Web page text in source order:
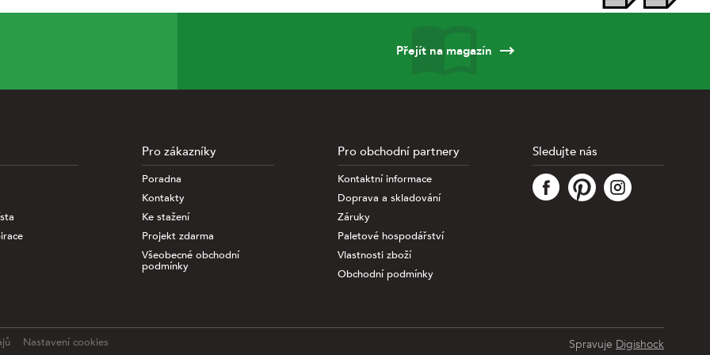
informací
médií a
níže.
Přejít na magazín
Pro zákazníky
Poradna
Kontakty
Ke stažení
Projekt zdarma
Všeobecné obchodní
podmínky
Pro obchodní partnery
Kontaktní informace
Doprava a skladování
Záruky
Paletové hospodářství
Vlastnosti zboží
Obchodní podmínky
Sledujte nás
Nastavení cookies Spravuje Digishock